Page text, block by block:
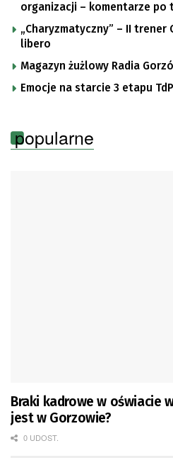
organizacji – komentarze po
Pologne
„Charyzmatyczny” – II trener
libero
Magazyn żużlowy Radia
Emocje na starcie 3 etapu
popularne
Braki kadrowe w oświacie
jest w Gorzowie?
0 UDOST.